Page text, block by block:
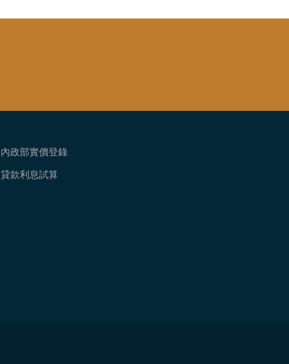
內政部實價登錄
貸款利息試算